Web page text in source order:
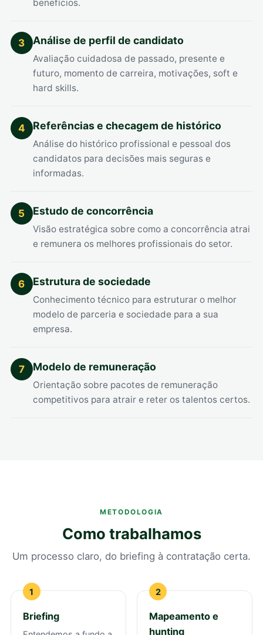
benefícios.
3 Análise de perfil de candidato
Avaliação cuidadosa de passado, presente e
futuro, momento de carreira, motivações, soft e
hard skills.
4 Referências e checagem de histórico
Análise do histórico profissional e pessoal dos
candidatos para decisões mais seguras e
informadas.
5 Estudo de concorrência
Visão estratégica sobre como a concorrência atrai
e remunera os melhores profissionais do setor.
6 Estrutura de sociedade
Conhecimento técnico para estruturar o melhor
modelo de parceria e sociedade para a sua
empresa.
7 Modelo de remuneração
Orientação sobre pacotes de remuneração
competitivos para atrair e reter os talentos certos.
METODOLOGIA
Como trabalhamos
Um processo claro, do briefing à contratação certa.
Briefing
Mapeamento e
hunting